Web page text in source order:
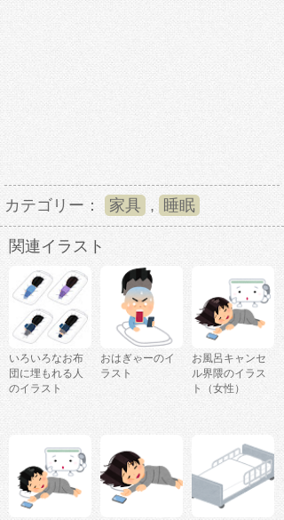
カテゴリー： 家具 , 睡眠
関連イラスト
いろいろなお布
団に埋もれる人
のイラスト
おはぎゃーのイ
ラスト
お風呂キャンセ
ル界隈のイラス
ト（女性）